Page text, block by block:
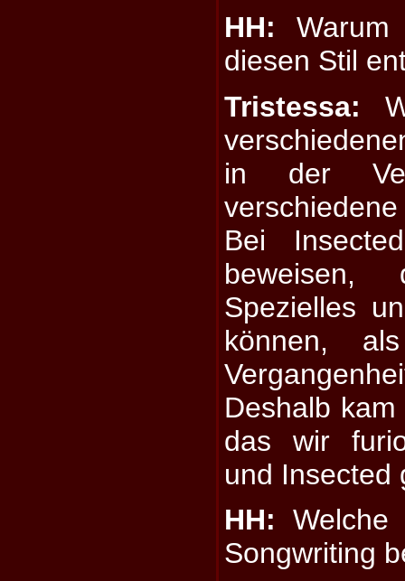
HH:
diesen Stil
Tristessa:
in der
Bei
Spezielles
können,
Deshalb
das wir
und Insected
HH: Welche
Songwriting